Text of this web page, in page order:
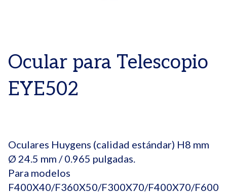
Ocular para Telescopio
EYE502
Oculares Huygens (calidad estándar) H8 mm
Ø 24.5 mm / 0.965 pulgadas.
Para modelos
F400X40/F360X50/F300X70/F400X70/F600